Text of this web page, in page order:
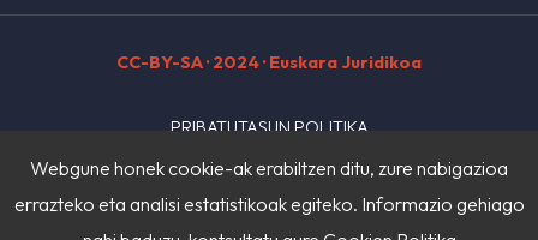
CC-BY-SA· 2024 · Euskara Juridikoa
PRIBATUTASUN POLITIKA
Webgune honek cookie-ak erabiltzen ditu, zure nabigazioa
errazteko eta analisi estatistikoak egiteko. Informazio gehiago